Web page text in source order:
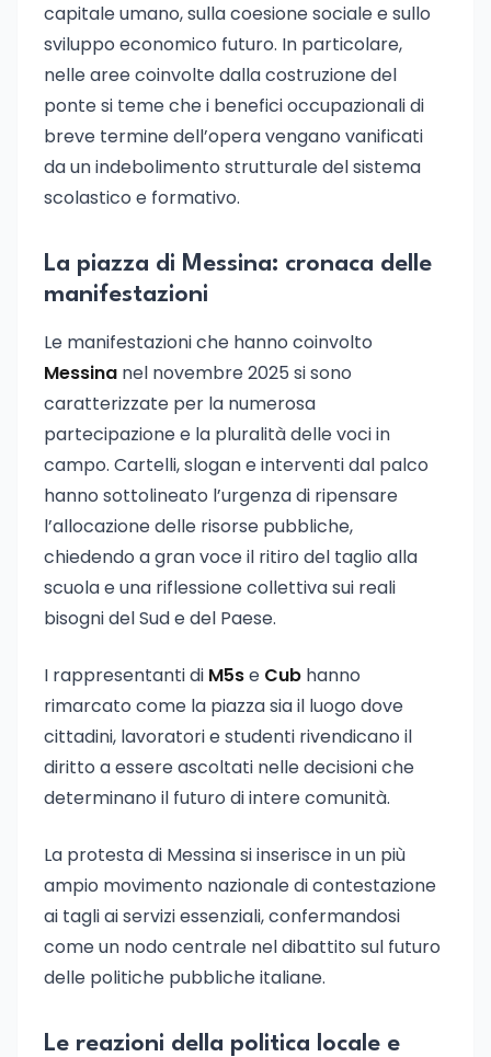
capitale umano, sulla coesione sociale e sullo
sviluppo economico futuro. In particolare,
nelle aree coinvolte dalla costruzione del
ponte si teme che i benefici occupazionali di
breve termine dell’opera vengano vanificati
da un indebolimento strutturale del sistema
scolastico e formativo.
La piazza di Messina: cronaca delle
manifestazioni
Le manifestazioni che hanno coinvolto
Messina nel novembre 2025 si sono
caratterizzate per la numerosa
partecipazione e la pluralità delle voci in
campo. Cartelli, slogan e interventi dal palco
hanno sottolineato l’urgenza di ripensare
l’allocazione delle risorse pubbliche,
chiedendo a gran voce il ritiro del taglio alla
scuola e una riflessione collettiva sui reali
bisogni del Sud e del Paese.
I rappresentanti di M5se Cub hanno
rimarcato come la piazza sia il luogo dove
cittadini, lavoratori e studenti rivendicano il
diritto a essere ascoltati nelle decisioni che
determinano il futuro di intere comunità.
La protesta di Messina si inserisce in un più
ampio movimento nazionale di contestazione
ai tagli ai servizi essenziali, confermandosi
come un nodo centrale nel dibattito sul futuro
delle politiche pubbliche italiane.
Le reazioni della politica locale e